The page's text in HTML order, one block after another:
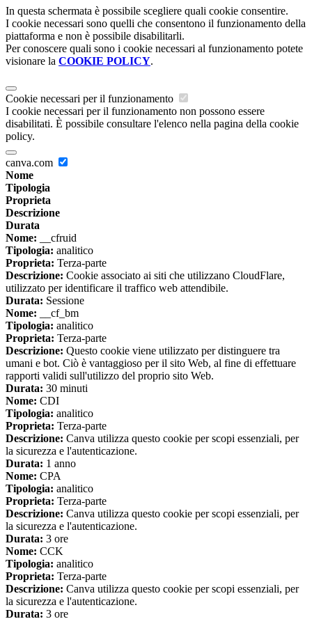
In questa schermata è possibile scegliere quali cookie consentire.
I cookie necessari sono quelli che consentono il funzionamento della
piattaforma e non è possibile disabilitarli.
Per conoscere quali sono i cookie necessari al funzionamento potete
visionare la COOKIE POLICY.
Cookie necessari per il funzionamento
I cookie necessari per il funzionamento non possono essere
disabilitati. È possibile consultare l'elenco nella pagina della cookie
policy.
canva.com
Nome
Tipologia
Proprieta
Descrizione
Durata
Nome: __cfruid
Tipologia: analitico
Proprieta: Terza-parte
Descrizione: Cookie associato ai siti che utilizzano CloudFlare,
utilizzato per identificare il traffico web attendibile.
Durata: Sessione
Nome: __cf_bm
Tipologia: analitico
Proprieta: Terza-parte
Descrizione: Questo cookie viene utilizzato per distinguere tra
umani e bot. Ciò è vantaggioso per il sito Web, al fine di effettuare
rapporti validi sull'utilizzo del proprio sito Web.
Durata: 30 minuti
Nome: CDI
Tipologia: analitico
Proprieta: Terza-parte
Descrizione: Canva utilizza questo cookie per scopi essenziali, per
la sicurezza e l'autenticazione.
Durata: 1 anno
Nome: CPA
Tipologia: analitico
Proprieta: Terza-parte
Descrizione: Canva utilizza questo cookie per scopi essenziali, per
la sicurezza e l'autenticazione.
Durata: 3 ore
Nome: CCK
Tipologia: analitico
Proprieta: Terza-parte
Descrizione: Canva utilizza questo cookie per scopi essenziali, per
la sicurezza e l'autenticazione.
Durata: 3 ore